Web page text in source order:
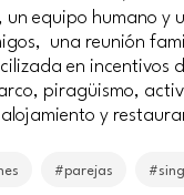
equipo humano y
una reunión
en
piragüismo,
y
#parejas